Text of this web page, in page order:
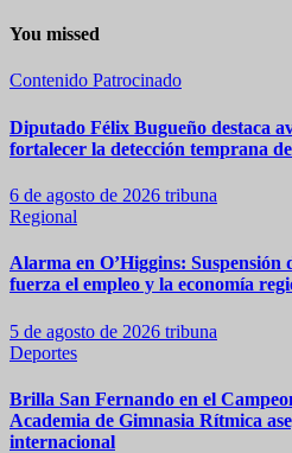
You missed
Contenido Patrocinado
Diputado Félix Bugueño destaca
fortalecer la detección temprana
6 de agosto de 2026 tribuna
Regional
Alarma en O’Higgins: Suspensión
fuerza el empleo y la economía
5 de agosto de 2026 tribuna
Deportes
Brilla San Fernando en el
Academia de Gimnasia Rítmica
internacional